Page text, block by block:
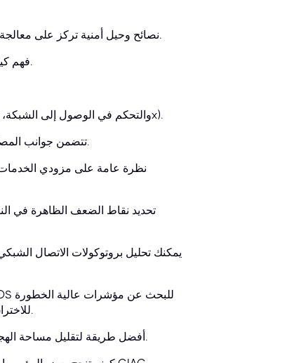
نصائح وحيل أمنية تركز على معالجة المشكلات ذات الأولوية القصوى داخل مؤسستك وتطبيق حلول أمنية فعّالة.
فهم كيفية تكييف المهاجمين لتكتيكاتهم وتقنياتهم وكيفية تعديل دفاعاتك وفقًا لذلك.
بنية شبكة متقدمة قائمة على التهديدات المستمرة (شبكات VLAN، والتحكم في الوصول إلى الشبكة، و802.1x).
منهجية إدارة الهوية والوصول (IAM) تتضمن جوانب المصادقة القوية (المصادقة متعددة العوامل).
نظرة عامة على مزودي
تحديد نقاط الضعف الظاهرة في
للاختراق، بالإضافة إلى مفاهيم البرمجة النصية الأساسية لأتمتة المراقبة المستمرة.
أفضل طريقة لتقليل مساحة الهجوم هي من خلال تعزيز الأمان وإدارة التكوين باستخدام خريطة رؤية الشبكة.